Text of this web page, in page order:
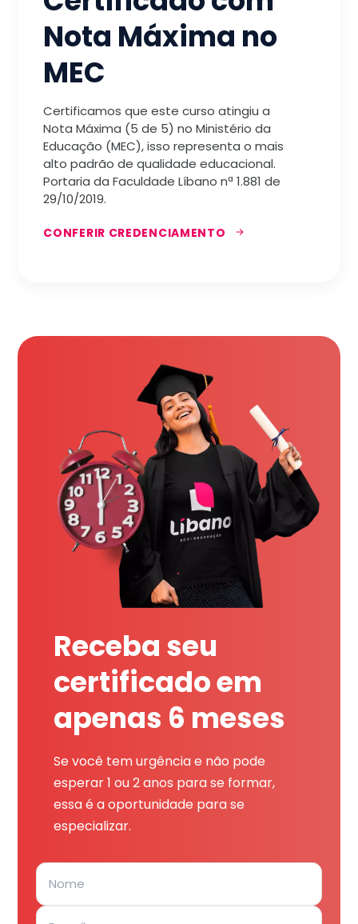
Nota Máxima no
MEC
Certificamos que este curso atingiu a
Nota Máxima (5 de 5) no Ministério da
Educação (MEC), isso representa o mais
alto padrão de qualidade educacional.
Portaria da Faculdade Líbano nª 1.881 de
29/10/2019.
CONFERIR CREDENCIAMENTO
Receba seu
certificado em
apenas 6 meses
Se você tem urgência e não pode
esperar 1 ou 2 anos para se formar,
essa é a oportunidade para se
especializar.